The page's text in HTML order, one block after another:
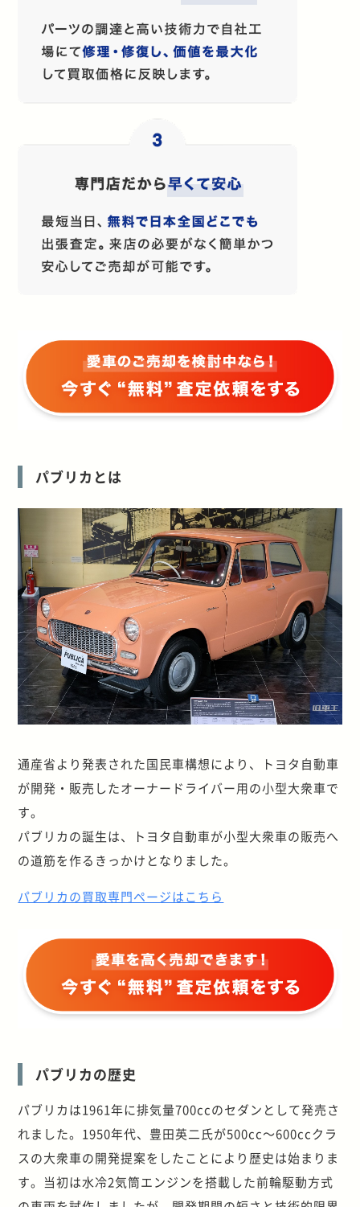
パブリカとは
通産省より発表された国民車構想により、トヨタ自動車
が開発・販売したオーナードライバー用の小型大衆車で
す。
パブリカの誕生は、トヨタ自動車が小型大衆車の販売へ
の道筋を作るきっかけとなりました。
パブリカの買取専門ページはこちら
パブリカの歴史
パブリカは1961年に排気量700ccのセダンとして発売さ
れました。1950年代、豊田英二氏が500cc～600ccクラ
スの大衆車の開発提案をしたことにより歴史は始まりま
す。当初は水冷2気筒エンジンを搭載した前輪駆動方式